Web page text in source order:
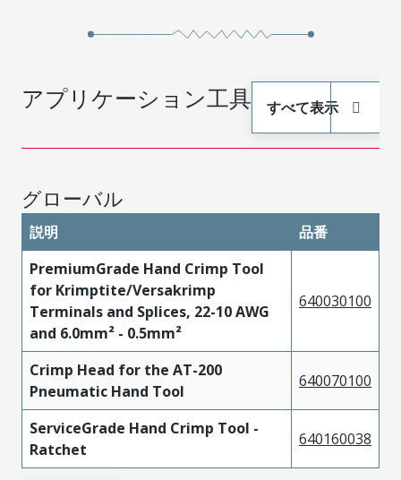
アプリケーション工具 すべて表示
グローバル
説明
品番
PremiumGrade Hand Crimp Tool
for Krimptite/Versakrimp
Terminals and Splices, 22-10 AWG
and 6.0mm² - 0.5mm²
640030100
Crimp Head for the AT-200
Pneumatic Hand Tool
640070100
ServiceGrade Hand Crimp Tool -
Ratchet
640160038